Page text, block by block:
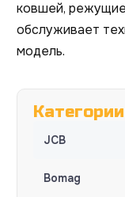
Категории
JCB
Bomag
ковшей,
обслуживает
модель.